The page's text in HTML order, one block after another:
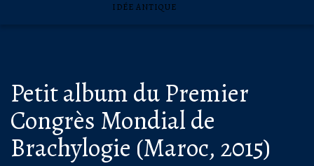
IDÉE ANTIQUE
Petit album du Premier
Congrès Mondial de
Brachylogie (Maroc, 2015)